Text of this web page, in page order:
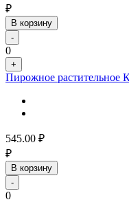
₽
В корзину
-
0
+
Пирожное растительное
545.00 ₽
₽
В корзину
-
0